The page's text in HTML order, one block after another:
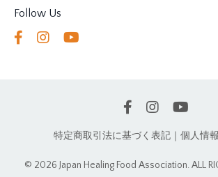
Follow Us
特定商取引法に基づく表記｜個人情
© 2026 Japan Healing Food Association. ALL